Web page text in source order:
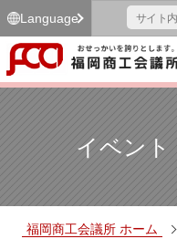
Language
イベント
福岡商工会議所 ホーム